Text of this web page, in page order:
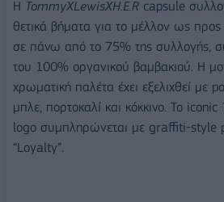
Η TommyXLewisXH.E.R capsule
θετικά βήματα για το μέλλον ως προς
σε πάνω από το 75% της συλλογής,
του 100% οργανικού βαμβακιού. Η
χρωματική παλέτα έχει εξελιχθεί με
μπλε, πορτοκαλί και κόκκινο. Το iconic
logo συμπληρώνεται με graffiti-style
“Loyalty”.